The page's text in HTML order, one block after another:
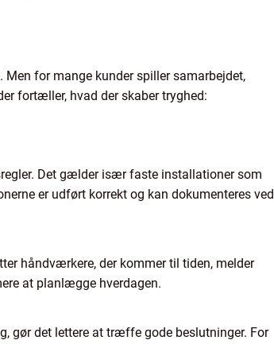
for mange kunder spiller samarbejdet,
fortæller, hvad der skaber tryghed:
Det gælder især faste installationer som
er udført korrekt og kan dokumenteres ved
håndværkere, der kommer til tiden, melder
at planlægge hverdagen.
gør det lettere at træffe gode beslutninger. For